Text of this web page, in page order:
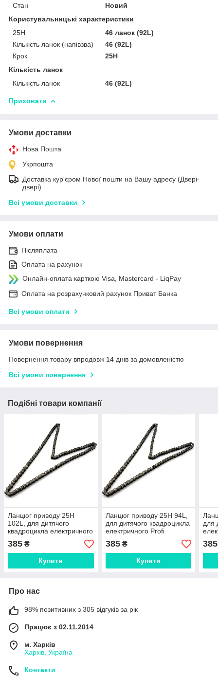
Стан
Новий
Користувальницькі характеристики
25H
46 ланок (92L)
Кількість ланок (напівзва)
46 (92L)
Крок
25H
Кількість ланок
Кількість ланок
46 (92L)
Приховати
Умови доставки
Нова Пошта
Укрпошта
Доставка кур'єром Нової пошти на Вашу адресу (Двері-
двері)
Всі умови доставки
Умови оплати
Післяплата
Оплата на рахунок
Онлайн-оплата карткою Visa, Mastercard - LiqPay
Оплата на розрахунковий рахунок Приват Банка
Всі умови оплати
Умови повернення
Повернення товару впродовж 14 днів за домовленістю
Всі умови повернення
Подібні товари компанії
Ланцюг приводу 25H
102L, для дитячого
квадроцикла електричного
Profi
385 ₴
Купити
Ланцюг приводу 25H 94L,
для дитячого квадроцикла
електричного Profi
385₴
Купити
для
385
Про нас
98% позитивних з 305 відгуків за рік
Працює з 02.11.2014
м. Харків
Харків, Україна
Контакти